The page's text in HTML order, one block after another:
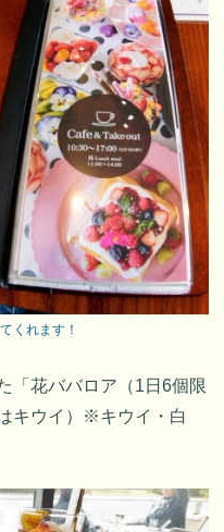
くれます！
「花ババロア（1日6個限
キウイ）※キウイ・白